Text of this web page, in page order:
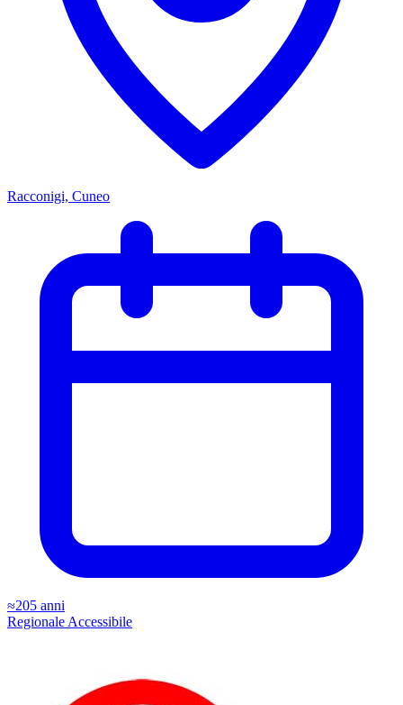
Racconigi, Cuneo
≈205 anni
Regionale Accessibile